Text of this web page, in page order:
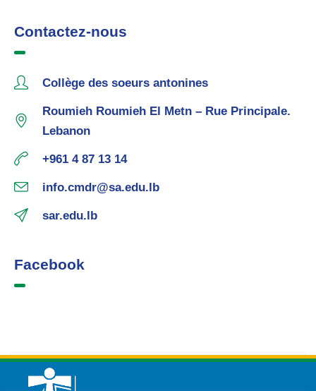
Contactez-nous
Collège des soeurs antonines
Roumieh Roumieh El Metn – Rue Principale.
Lebanon
+961 4 87 13 14
info.cmdr@sa.edu.lb
sar.edu.lb
Facebook